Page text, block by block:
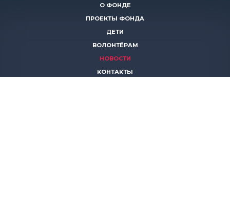
О ФОНДЕ
ПРОЕКТЫ ФОНДА
ДЕТИ
ВОЛОНТЁРАМ
НОВОСТИ
КОНТАКТЫ